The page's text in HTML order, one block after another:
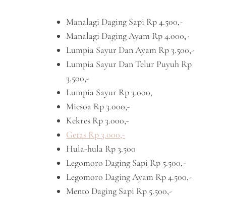
Manalagi Daging Sapi Rp 4.500,-
Manalagi Daging Ayam Rp 4.000,-
Lumpia Sayur Dan Ayam Rp 3.500,-
Lumpia Sayur Dan Telur Puyuh Rp
3.500,-
Lumpia Sayur Rp 3.000,
Miesoa Rp 3.000,-
Kekres Rp 3.000,-
Getas Rp 3.000,-
Hula-hula Rp 3.500
Legomoro Daging Sapi Rp 5.500,-
Legomoro Daging Ayam Rp 4.500,-
Mento Daging Sapi Rp 5.500,-